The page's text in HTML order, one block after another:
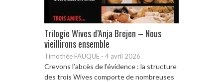
Trilogie Wives d’Anja Brejen – Nous
vieillirons ensemble
Timothée FAUQUE - 4 avril 2026
Crevons l’abcès de l’évidence : la structure
des trois Wives comporte de nombreuses